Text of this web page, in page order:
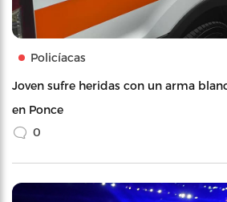
Policíacas
Joven sufre heridas con un arma
en Ponce
0